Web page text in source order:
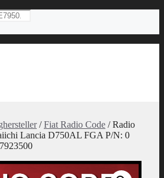
/Fiat Radio Code / Radio
Lancia D750AL FGA P/N: 0